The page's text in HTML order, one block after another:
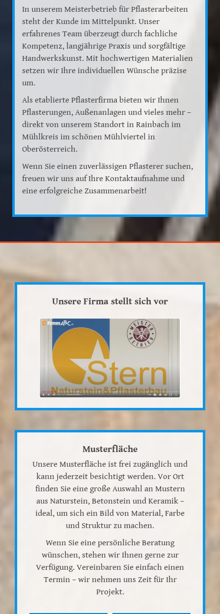
In unserem Meisterbetrieb für Pflasterarbeiten
steht der Kunde im Mittelpunkt. Unser
erfahrenes Team überzeugt durch fachliche
Kompetenz, langjährige Praxis und sorgfältige
Handwerkskunst. Mit hochwertigen Materialien
setzen wir Ihre individuellen Wünsche präzise
um.
Als etablierte Pflasterfirma bieten wir Ihnen
Pflasterungen, Außenanlagen und vieles mehr –
direkt von unserem Standort in Rainbach im
Mühlkreis im schönen Mühlviertel in
Oberösterreich.
Wenn Sie einen zuverlässigen Pflasterer suchen,
freuen wir uns auf Ihre Kontaktaufnahme und
eine erfolgreiche Zusammenarbeit!
Unsere Firma stellt sich vor
Musterfläche
Unsere Musterfläche ist frei zugänglich und
kann jederzeit besichtigt werden. Vor Ort
finden Sie eine große Auswahl an Mustern
aus Naturstein, Betonstein und Keramik –
ideal, um sich ein Bild von Material, Farbe
und Struktur zu machen.
Wenn Sie eine persönliche Beratung
wünschen, stehen wir Ihnen gerne zur
Verfügung. Vereinbaren Sie einfach einen
Termin – wir nehmen uns Zeit für Ihr
Projekt.